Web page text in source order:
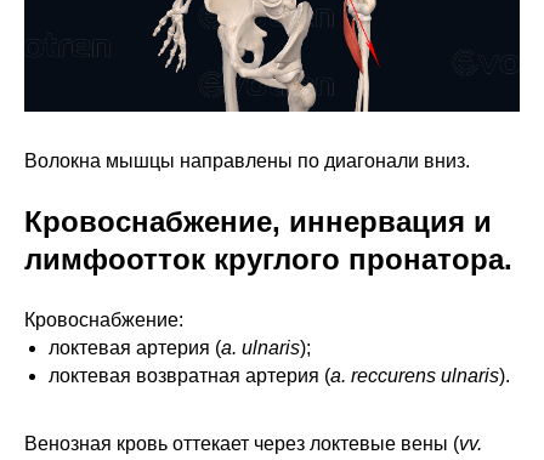
Волокна мышцы направлены по диагонали вниз.
Кровоснабжение, иннервация и
лимфоотток круглого пронатора.
Кровоснабжение:
локтевая артерия (a. ulnaris);
локтевая возвратная артерия (a. reccurens ulnaris).
Венозная кровь оттекает через локтевые вены (vv.